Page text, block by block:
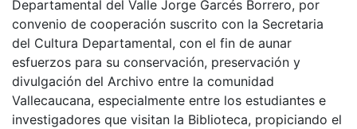
Departamental del Valle Jorge Garcés Borrero, por
convenio de cooperación suscrito con la Secretaria
del Cultura Departamental, con el fin de aunar
esfuerzos para su conservación, preservación y
divulgación del Archivo entre la comunidad
Vallecaucana, especialmente entre los estudiantes e
investigadores que visitan la Biblioteca, propiciando el